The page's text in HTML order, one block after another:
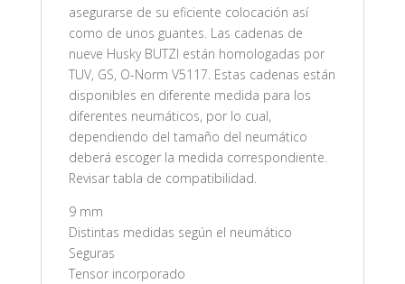
asegurarse de su eficiente colocación así
como de unos guantes. Las cadenas de
nueve Husky BUTZI están homologadas por
TUV, GS, O-Norm V5117. Estas cadenas están
disponibles en diferente medida para los
diferentes neumáticos, por lo cual,
dependiendo del tamaño del neumático
deberá escoger la medida correspondiente.
Revisar tabla de compatibilidad.
9 mm
Distintas medidas según el neumático
Seguras
Tensor incorporado